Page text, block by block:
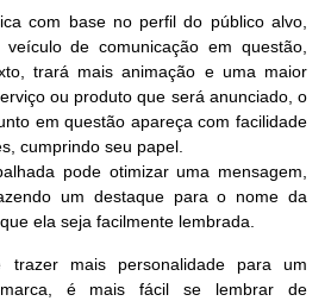
com base no perfil do público alvo,
de comunicação em questão,
trará mais animação e uma maior
ou produto que será anunciado, o
em questão apareça com facilidade
cumprindo seu papel.
pode otimizar uma mensagem,
um destaque para o nome da
ela seja facilmente lembrada.
trazer mais personalidade para um
é mais fácil se lembrar de